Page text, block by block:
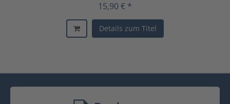
15,90 € *
Details zum Titel